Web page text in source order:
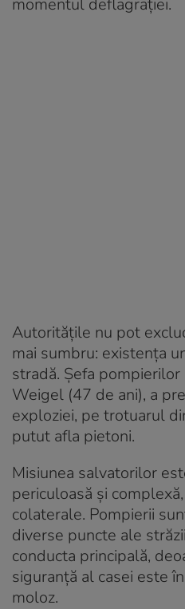
Autoritățile nu pot
mai sumbru: existența
stradă. Șefa
Weigel (47 de ani), a
exploziei, pe trotuarul
putut afla pietoni.
Misiunea salvatorilor
periculoasă și
colaterale. Pompierii
diverse puncte ale
conducta principală,
siguranță al casei este
moloz.